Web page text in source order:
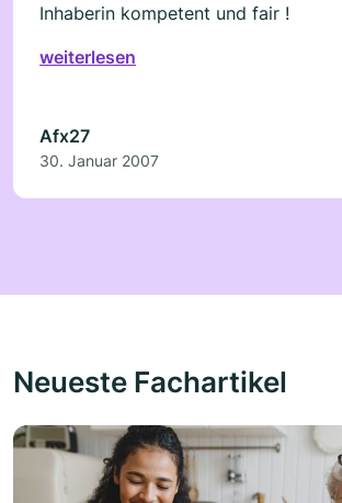
Inhaberin kompetent und fair !
weiterlesen
Afx27
30. Januar 2007
Neueste Fachartikel